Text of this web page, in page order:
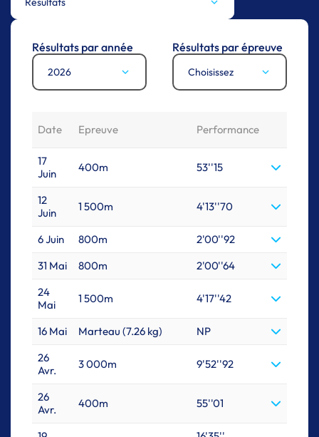
Résultats par année
2026
Résultats par épreuve
Choisissez
Date Epreuve Performance
17
Juin
400m 53''15
12
Juin
1 500m 4'13''70
6 Juin 800m
2'00''92
31 Mai
800m
2'00''64
24
Mai
1 500m 4'17''42
16 Mai Marteau (7.26 kg)
NP
26
Avr.
3 000m 9'52''92
26
Avr.
400m 55''01